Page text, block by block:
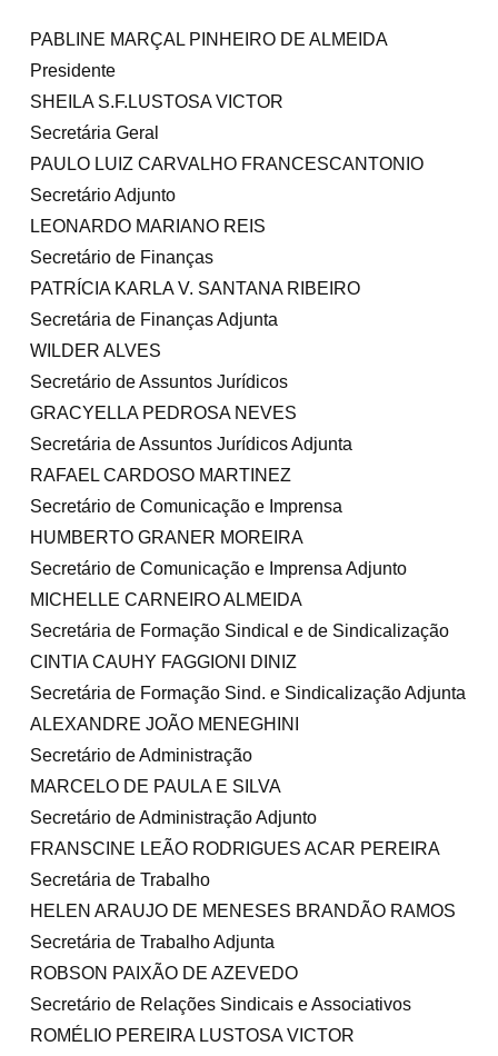
PABLINE MARÇAL PINHEIRO DE ALMEIDA
Presidente
SHEILA S.F.LUSTOSA VICTOR
Secretária Geral
PAULO LUIZ CARVALHO FRANCESCANTONIO
Secretário Adjunto
LEONARDO MARIANO REIS
Secretário de Finanças
PATRÍCIA KARLA V. SANTANA RIBEIRO
Secretária de Finanças Adjunta
WILDER ALVES
Secretário de Assuntos Jurídicos
GRACYELLA PEDROSA NEVES
Secretária de Assuntos Jurídicos Adjunta
RAFAEL CARDOSO MARTINEZ
Secretário de Comunicação e Imprensa
HUMBERTO GRANER MOREIRA
Secretário de Comunicação e Imprensa Adjunto
MICHELLE CARNEIRO ALMEIDA
Secretária de Formação Sindical e de Sindicalização
CINTIA CAUHY FAGGIONI DINIZ
Secretária de Formação Sind. e Sindicalização Adjunta
ALEXANDRE JOÃO MENEGHINI
Secretário de Administração
MARCELO DE PAULA E SILVA
Secretário de Administração Adjunto
FRANSCINE LEÃO RODRIGUES ACAR PEREIRA
Secretária de Trabalho
HELEN ARAUJO DE MENESES BRANDÃO RAMOS
Secretária de Trabalho Adjunta
ROBSON PAIXÃO DE AZEVEDO
Secretário de Relações Sindicais e Associativos
ROMÉLIO PEREIRA LUSTOSA VICTOR